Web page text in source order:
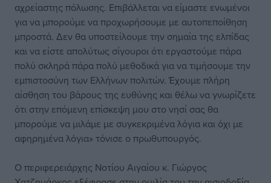
αχρείαστης πόλωσης. Επιβάλλεται να είμαστε ενωμένοι
για να μπορούμε να προχωρήσουμε με αυτοπεποίθηση
μπροστά. Δεν θα υποστείλουμε την σημαία της ελπίδας
και να είστε απολύτως σίγουροι ότι εργαστούμε πάρα
πολύ σκληρά πάρα πολύ μεθοδικά για να τιμήσουμε την
εμπιστοσύνη των Ελλήνων πολιτών. Έχουμε πλήρη
αίσθηση του βάρους της ευθύνης και θέλω να γνωρίζετε
ότι στην επόμενη επίσκεψη μου στο νησί σας θα
μπορούμε να μιλάμε με συγκεκριμένα λόγια και όχι με
αφηρημένα λόγια» τόνισε ο πρωθυπουργός.
Ο περιφερειάρχης Νοτίου Αιγαίου κ. Γιώργος